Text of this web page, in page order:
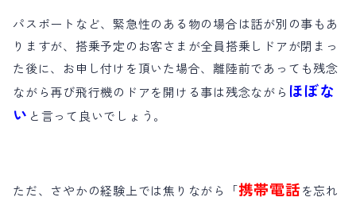
パスポートなど、緊急性のある物の場合は話が別の事もあ
りますが、搭乗予定のお客さまが全員搭乗しドアが閉まっ
た後に、お申し付けを頂いた場合、離陸前であっても残念
ながら再び飛行機のドアを開ける事は残念ながら ほぼな
い と言って良いでしょう。
ただ、さやかの経験上では焦りながら「携帯電話を忘れ